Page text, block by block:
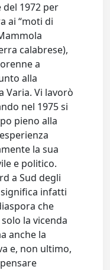
del 1972 per
ai “moti di
calabrese),
a
alla
Varia. Vi lavorò
nel 1975 si
pieno alla
la sua
e politico.
a Sud degli
infatti
che
la vicenda
anche la
e, non ultimo,